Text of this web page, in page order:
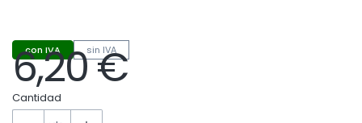
con IVA sin IVA
Precio
6,20 €
Cantidad